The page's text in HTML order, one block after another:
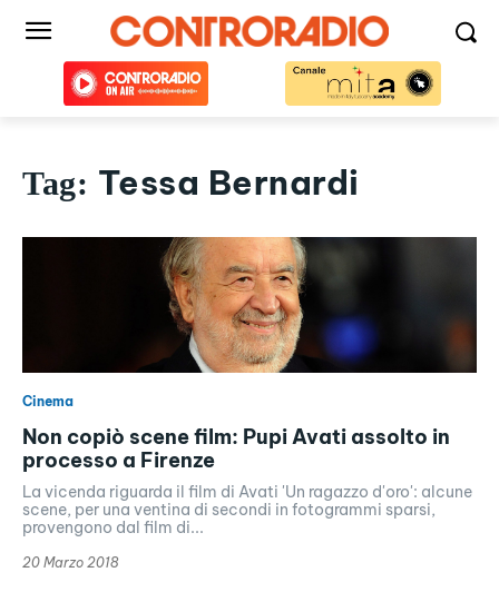
Tag: Tessa Bernardi
Cinema
Non copiò scene film: Pupi Avati assolto in
processo a Firenze
La vicenda riguarda il film di Avati 'Un ragazzo d'oro': alcune
scene, per una ventina di secondi in fotogrammi sparsi,
provengono dal film di...
20 Marzo 2018